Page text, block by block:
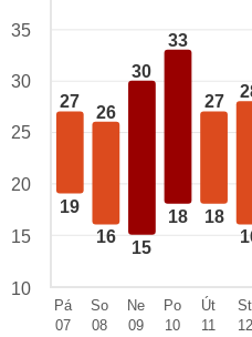
27
19
26
16
30
15
33
18
27
18
35
30
25
20
15
10
Pá
07
So
08
Ne
09
Po
10
Út
11
St
12